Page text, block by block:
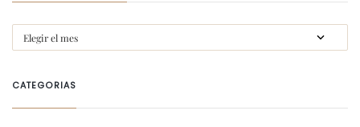
CATEGORIAS